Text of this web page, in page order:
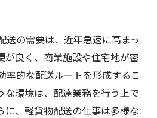
送の需要は、近年急速に高まっ
が良く、商業施設や住宅地が密
率的な配送ルートを形成するこ
な環境は、配達業務を行う上で
に、軽貨物配送の仕事は多様な